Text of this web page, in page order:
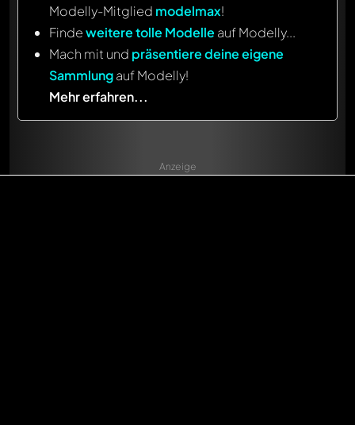
Modelly-Mitglied modelmax!
Findeweitere tolle Modelle auf Modelly...
Mach mit und präsentiere deine eigene
Sammlungauf Modelly!
Mehr erfahren...
Anzeige